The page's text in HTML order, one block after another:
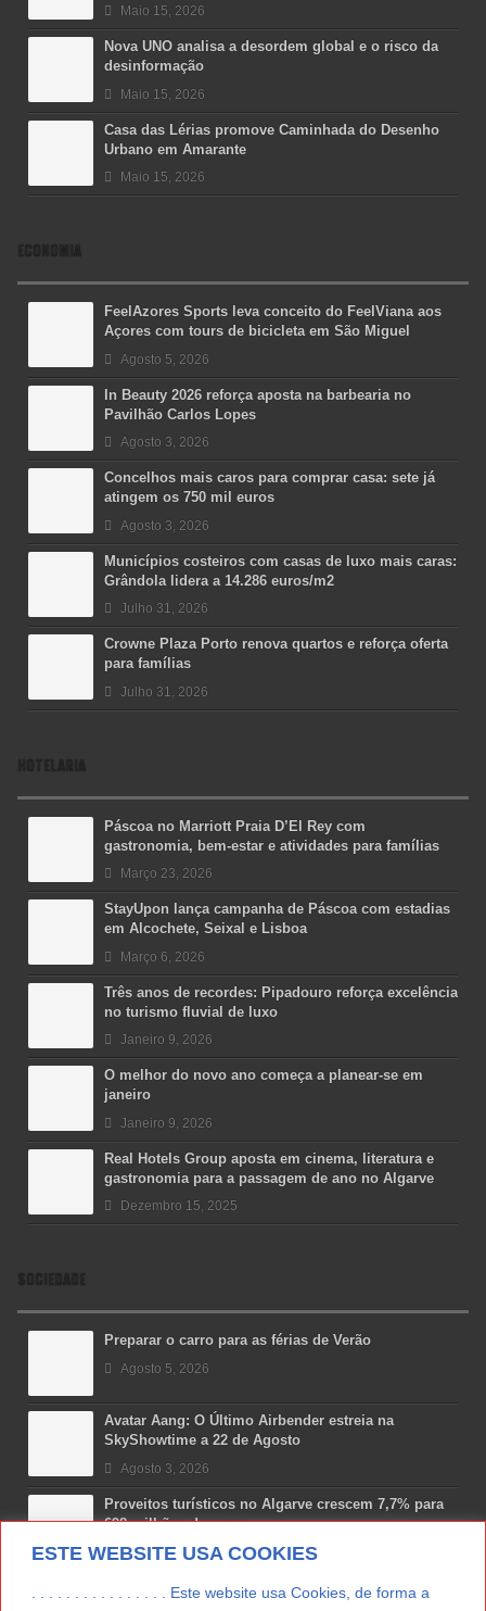
ESTE WEBSITE USA COOKIES
. . . . . . . . . . . . . . . . Este website usa Cookies, de forma a
Maio 15, 2026
Nova UNO analisa a desordem global e o risco da
desinformação
Maio 15, 2026
Casa das Lérias promove Caminhada do Desenho
Urbano em Amarante
Maio 15, 2026
ECONOMIA
FeelAzores Sports leva conceito do FeelViana aos
Açores com tours de bicicleta em São Miguel
Agosto 5, 2026
In Beauty 2026 reforça aposta na barbearia no
Pavilhão Carlos Lopes
Agosto 3, 2026
Concelhos mais caros para comprar casa: sete já
atingem os 750 mil euros
Agosto 3, 2026
Municípios costeiros com casas de luxo mais caras:
Grândola lidera a 14.286 euros/m2
Julho 31, 2026
Crowne Plaza Porto renova quartos e reforça oferta
para famílias
Julho 31, 2026
HOTELARIA
Páscoa no Marriott Praia D’El Rey com
gastronomia, bem-estar e atividades para famílias
Março 23, 2026
StayUpon lança campanha de Páscoa com estadias
em Alcochete, Seixal e Lisboa
Março 6, 2026
Três anos de recordes: Pipadouro reforça excelência
no turismo fluvial de luxo
Janeiro 9, 2026
O melhor do novo ano começa a planear-se em
janeiro
Janeiro 9, 2026
Real Hotels Group aposta em cinema, literatura e
gastronomia para a passagem de ano no Algarve
Dezembro 15, 2025
SOCIEDADE
Preparar o carro para as férias de Verão
Agosto 5, 2026
Avatar Aang: O Último Airbender estreia na
SkyShowtime a 22 de Agosto
Agosto 3, 2026
Proveitos turísticos no Algarve crescem 7,7% para
698 milhões de euros
Julho 31, 2026
Costa Boal Branco 2025: nova colheita reforça